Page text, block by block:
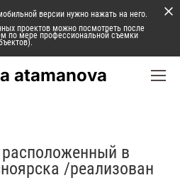
версии нужно нажать на него.
проектов можно посмотреть после
по мере профессиональной съемки
atamanova
в
/реализован